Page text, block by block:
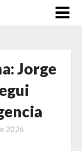
Jorge
2026